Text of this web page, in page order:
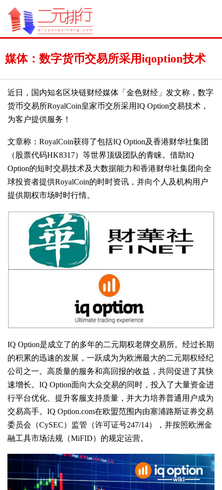
媒体：数字货币交易所采用iqoption技术
近日，国内知名区块链财经媒体「金色财经」发文称，数字
货币交易所RoyalCoin皇家币交所采用IQ Option交易技术，
为客户提供服务！
文章称：RoyalCoin获得了包括IQ Option及香港财华社集团
（股票代码HK8317）等世界顶级团队的青睐。借助IQ
Option的短时交易技术及大数据能力和香港财华社集团向全
球投资者提供RoyalCoin的时时资讯，并向个人及机构用户
提供期权市场时时行情。
IQ Option是成立了的多年的二元期权老牌交易所。经过长期
的积累的迅速的发展，一跃成为为欧洲最大的二元期权经纪
公司之一。高质量的服务和高回报的收益，共同促进了其快
速增长。IQ Option面向大众交易的同时，投入了大量资金进
行平台优化、提升客服支持质量，并大力培养普通用户成为
交易高手。IQ Option.com在欧盟范围内由塞浦路斯证券交易
委员会（CySEC）监管（许可证号247/14），并按照欧洲金
融工具市场法规（MiFID）的规定运营。